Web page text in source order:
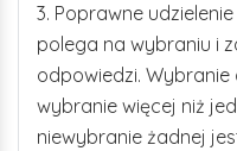
3. Poprawne
polega na wybraniu i
odpowiedzi. Wybranie
wybranie więcej niż
niewybranie żadnej